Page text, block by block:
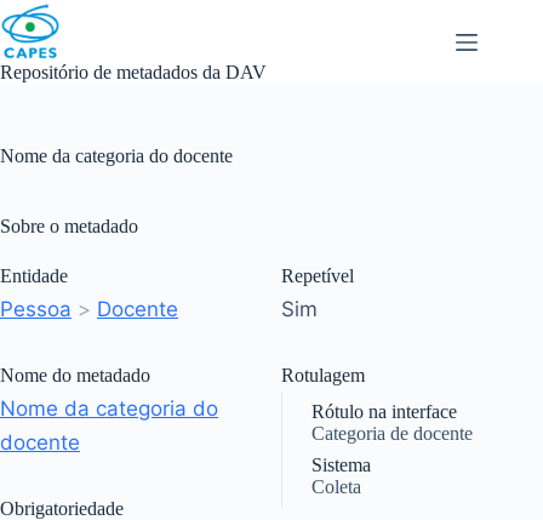
Skip
to
content
Repositório de metadados da DAV
Nome da categoria do docente
Sobre o metadado
Entidade
Pessoa > Docente
Nome do metadado
Nome da categoria do
docente
Obrigatoriedade
Repetível
Sim
Rotulagem
Rótulo na interface
Categoria de docente
Sistema
Coleta